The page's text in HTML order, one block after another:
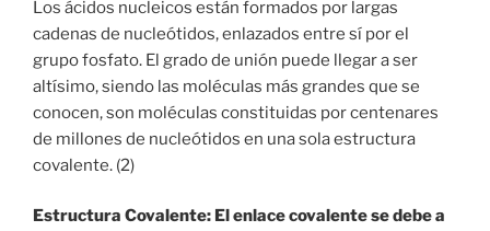
Los ácidos nucleicos están formados por largas
cadenas de nucleótidos, enlazados entre sí por el
grupo fosfato. El grado de unión puede llegar a ser
altísimo, siendo las moléculas más grandes que se
conocen, son moléculas constituidas por centenares
de millones de nucleótidos en una sola estructura
covalente. (2)
Estructura Covalente: El enlace covalente se debe a